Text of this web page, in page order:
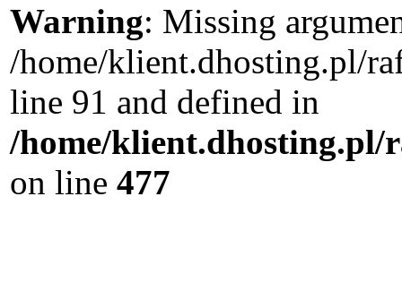
Warning: Missing
/home/klient.dhosting.pl/
line 91 and defined in
/home/klient.dhosting.pl/
on line 477